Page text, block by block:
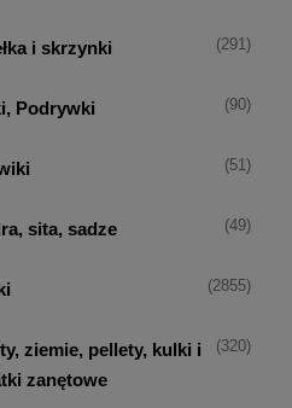
i skrzynki (291)
Podrywki (90)
(51)
sita, sadze (49)
(2855)
ziemie, pellety, kulki i
zanętowe
(320)